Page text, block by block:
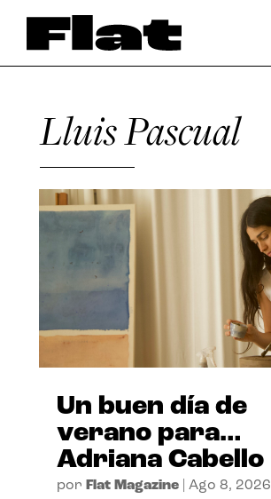
Lluis Pascual
Un buen día de
verano para…
Adriana Cabello
por Flat Magazine| Ago 8, 2026